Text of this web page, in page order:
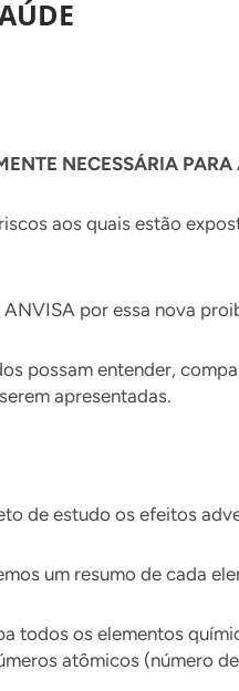
NECESSÁRIA
aos quais estão
por essa nova
possam entender,
apresentadas.
de estudo os efeitos
um resumo de cada
todos os elementos
atômicos (número